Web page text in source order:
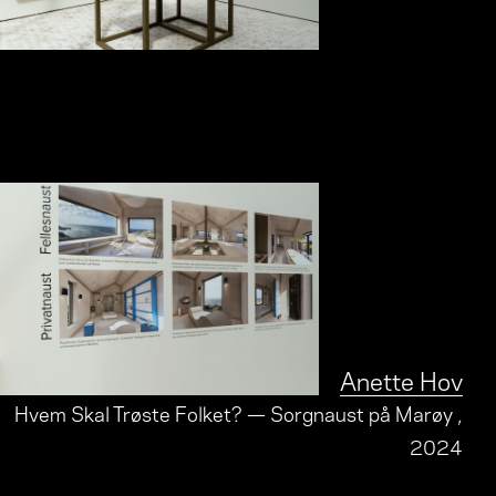
Anette Hov
Hvem Skal Trøste Folket? — Sorgnaust på Marøy ,
2024